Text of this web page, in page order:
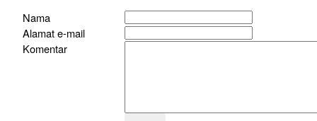
Nama
Alamat e-mail
Komentar